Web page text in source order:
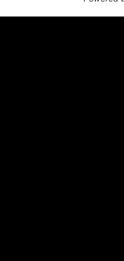
BOGOTÁ, COLOMBIA